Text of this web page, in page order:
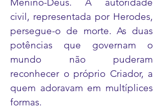
civil, representada por Herodes,
persegue-o de morte. As duas
potências que governam o
mundo não puderam
reconhecer o próprio Criador, a
quem adoravam em multíplices
formas.